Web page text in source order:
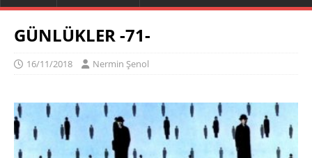
GÜNLÜKLER -71-
16/11/2018 Nermin Şenol